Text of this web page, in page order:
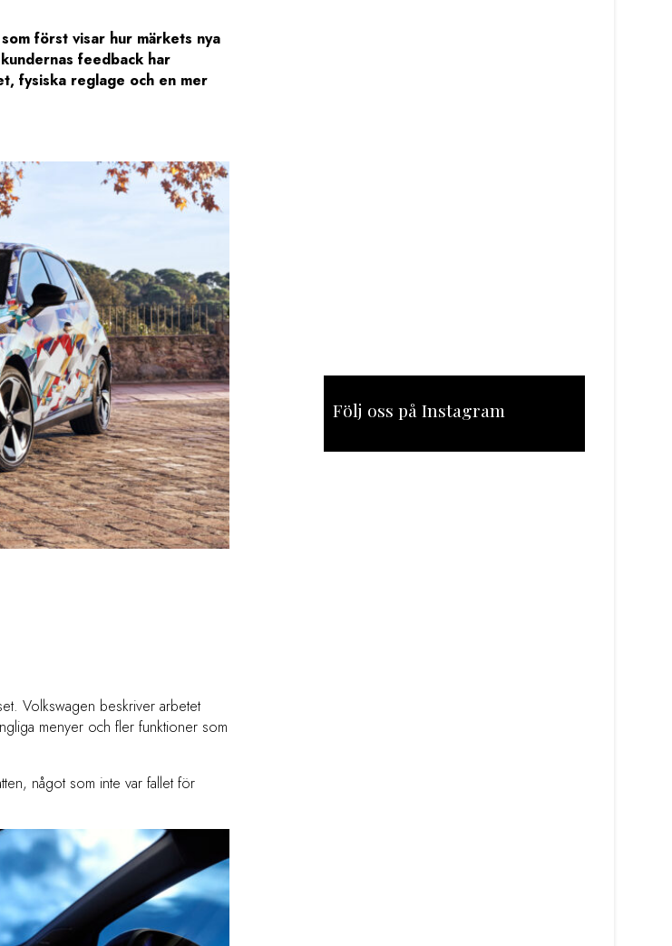
först visar hur märkets nya
feedback har
fysiska reglage och en mer
Volkswagen beskriver arbetet
menyer och fler funktioner som
något som inte var fallet för
Följ oss på Instagram